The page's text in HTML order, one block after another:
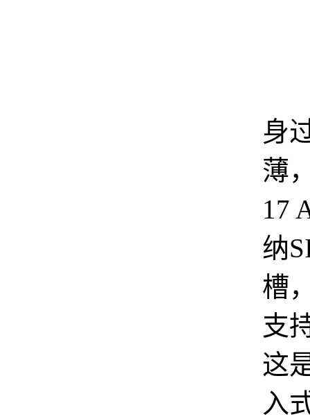
身
薄
17
纳
槽
支
这
入